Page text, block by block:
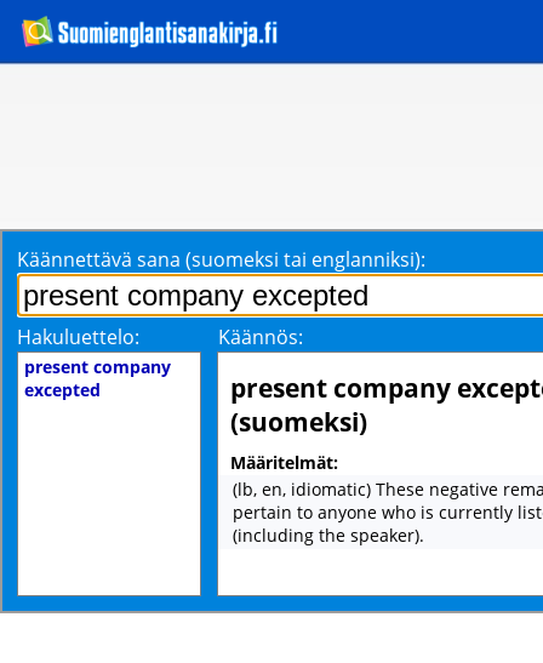
Käännettävä sana (suomeksi tai englanniksi):
Hakuluettelo: Käännös:
present company
excepted
present company
(suomeksi)
Määritelmät:
(lb, en, idiomatic) These negative
pertain to anyone who is currently
(including the speaker).